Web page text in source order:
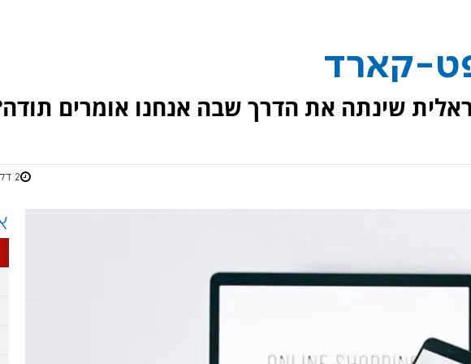
קארד
שינתה את הדרך שבה אנחנו אומרים
2 דקות